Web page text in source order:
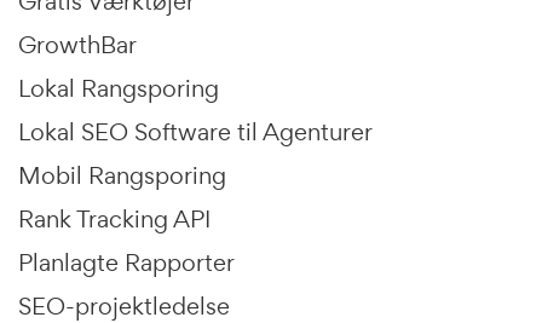
GrowthBar
Lokal Rangsporing
Lokal SEO Software til Agenturer
Mobil Rangsporing
Rank Tracking API
Planlagte Rapporter
SEO-projektledelse